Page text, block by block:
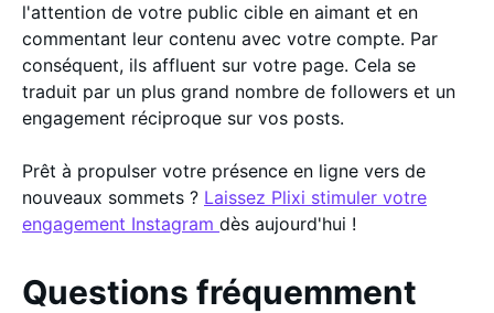
l'attention de votre public cible en aimant et en
commentant leur contenu avec votre compte. Par
conséquent, ils affluent sur votre page. Cela se
traduit par un plus grand nombre de followers et un
engagement réciproque sur vos posts.
Prêt à propulser votre présence en ligne vers de
nouveaux sommets ? Laissez Plixi stimuler votre
engagement Instagram dès aujourd'hui !
Questions fréquemment